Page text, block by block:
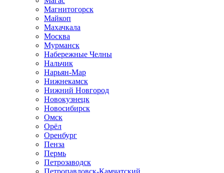
Магнитогорск
Майкоп
Махачкала
Москва
Мурманск
Набережные Челны
Нальчик
Нарьян-Мар
Нижнекамск
Нижний Новгород
Новокузнецк
Новосибирск
Омск
Орёл
Оренбург
Пенза
Пермь
Петрозаводск
Петропавловск-Камчатский